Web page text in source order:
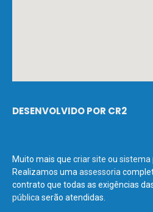
DESENVOLVIDO POR CR2
Muito mais que criar site ou sistema
Realizamos uma assessoria
contrato que todas as exigências
pública serão atendidas.